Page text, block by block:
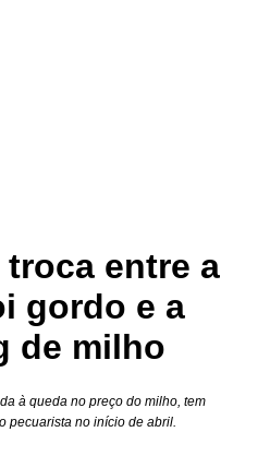
entre a
gordo e a
de milho
à queda no preço do milho, tem
pecuarista no início de abril.